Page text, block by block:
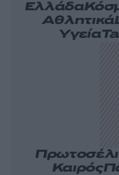
Ελλάδα
Αθλητικά
Υγεία
Καιρός